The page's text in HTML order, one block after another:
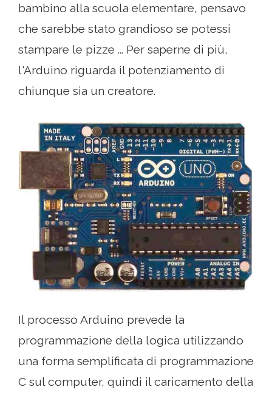
bambino alla scuola elementare, pensavo
che sarebbe stato grandioso se potessi
stampare le pizze ... Per saperne di più,
l'Arduino riguarda il potenziamento di
chiunque sia un creatore.
Il processo Arduino prevede la
programmazione della logica utilizzando
una forma semplificata di programmazione
C sul computer, quindi il caricamento della